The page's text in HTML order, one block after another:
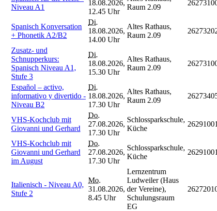
Niveau A1
18.08.2026,
12.45 Uhr
Raum 2.09
Spanisch Konversation
+ Phonetik A2/B2
Di.
18.08.2026,
14.00 Uhr
Altes Rathaus,
Raum 2.09
Zusatz- und
Schnupperkurs:
Spanisch Niveau A1,
Stufe 3
Di.
18.08.2026,
15.30 Uhr
Altes Rathaus,
Raum 2.09
Español – activo,
informativo y divertido -
Niveau B2
Di.
18.08.2026,
17.30 Uhr
Altes Rathaus,
Raum 2.09
VHS-Kochclub mit
Giovanni und Gerhard
Do.
27.08.2026,
17.30 Uhr
Schlossparkschule,
Küche
VHS-Kochclub mit
Giovanni und Gerhard
im August
Do.
27.08.2026,
17.30 Uhr
Schlossparkschule,
Küche
Italienisch - Niveau A0,
Stufe 2
Mo.
31.08.2026,
8.45 Uhr
Lernzentrum
Ludweiler (Haus
der Vereine),
Schulungsraum
EG